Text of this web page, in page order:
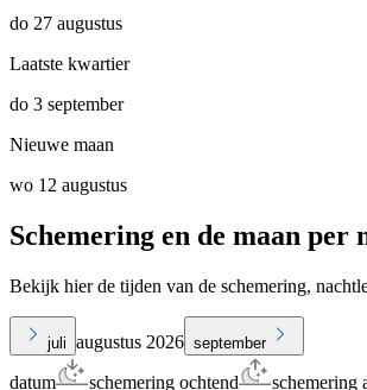
do 27 augustus
Laatste kwartier
do 3 september
Nieuwe maan
wo 12 augustus
Schemering en de maan per
Bekijk hier de tijden van de schemering,
juli augustus 2026 september
datum schemering ochtend schemering